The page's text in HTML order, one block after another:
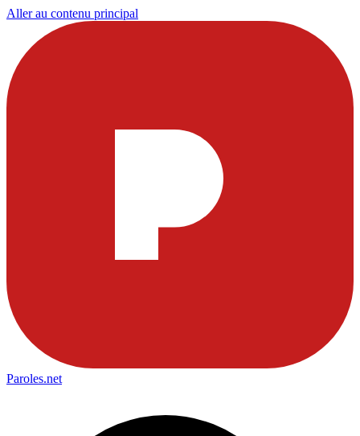
Aller au contenu principal
Paroles.net